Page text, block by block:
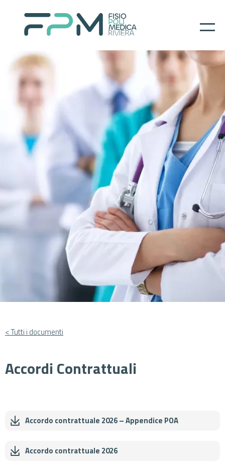
Home
I nostri servizi
About
Per il paziente
Prenotazioni
Contatti
< Tutti i documenti
Accordi Contrattuali
Accordo contrattuale 2026 – Appendice POA
Accordo contrattuale 2026